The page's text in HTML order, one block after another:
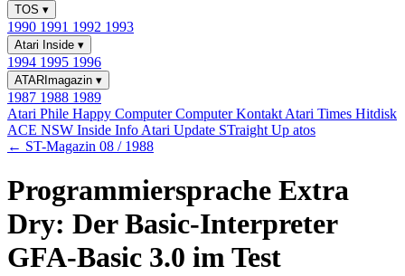
TOS ▾
1990 1991 1992 1993
Atari Inside ▾
1994 1995 1996
ATARImagazin ▾
1987 1988 1989
Atari Phile Happy ComputerComputer Kontakt Atari Times Hitdisk
ACE NSW Inside Info Atari Update STraight Up atos
← ST-Magazin 08 / 1988
Programmiersprache Extra
Dry: Der Basic-Interpreter
GFA-Basic 3.0 im Test